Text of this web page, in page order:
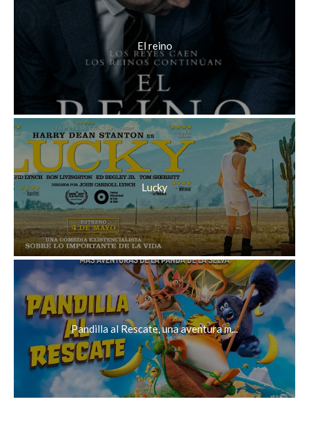
El reino
Lucky
Pandilla al Rescate, una aventura m...